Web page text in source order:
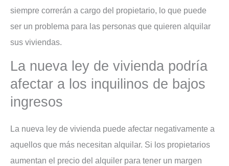
siempre correrán a cargo del propietario, lo que puede
ser un problema para las personas que quieren alquilar
sus viviendas.
La nueva ley de vivienda podría
afectar a los inquilinos de bajos
ingresos
La nueva ley de vivienda puede afectar negativamente a
aquellos que más necesitan alquilar. Si los propietarios
aumentan el precio del alquiler para tener un margen